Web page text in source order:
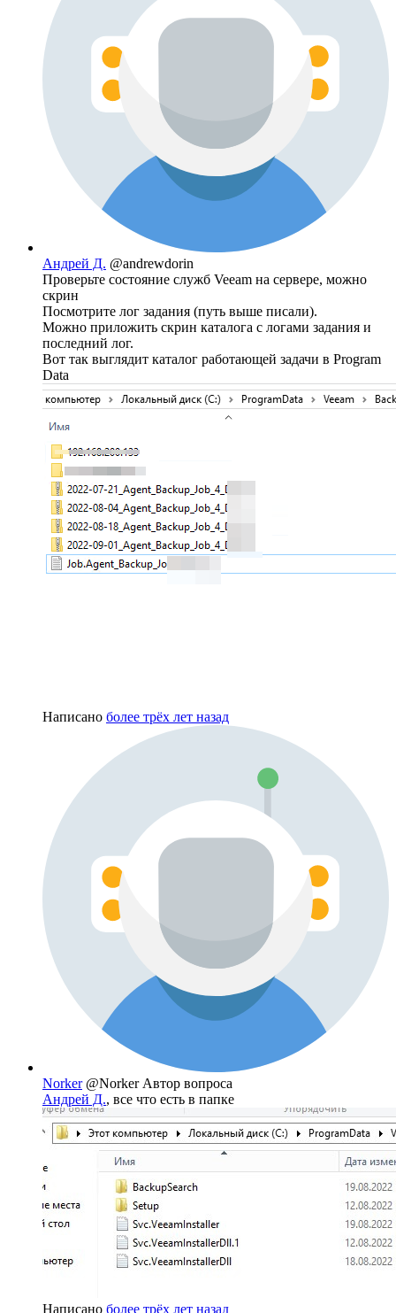
Андрей Д. @andrewdorin
Проверьте состояние служб Veeam на сервере, можно
скрин
Посмотрите лог задания (путь выше писали).
Можно приложить скрин каталога с логами задания и
последний лог.
Вот так выглядит каталог работающей задачи в Program
Data
Написано более трёх лет назад
Norker @Norker Автор вопроса
Андрей Д., все что есть в папке
Написано более трёх лет назад